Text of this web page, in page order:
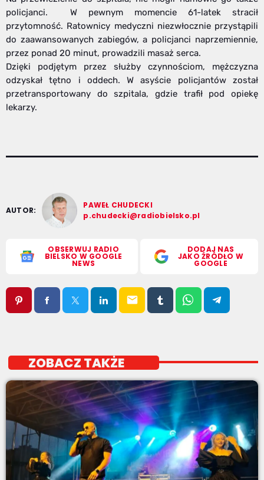
policjanci. W pewnym momencie 61-latek stracił
przytomność. Ratownicy medyczni niezwłocznie przystąpili
do zaawansowanych zabiegów, a policjanci naprzemiennie,
przez ponad 20 minut, prowadzili masaż serca.
Dzięki podjętym przez służby czynnościom, mężczyzna
odzyskał tętno i oddech. W asyście policjantów został
przetransportowany do szpitala, gdzie trafił pod opiekę
lekarzy.
AUTOR:
PAWEŁ CHUDECKI
p.chudecki@radiobielsko.pl
OBSERWUJ RADIO
BIELSKO W GOOGLE
NEWS
DODAJ NAS
JAKO ŹRÓDŁO W
GOOGLE
email
ZOBACZ TAKŻE